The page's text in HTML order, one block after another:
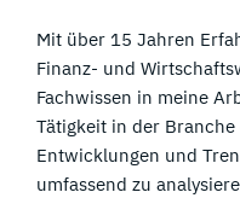
Wha
tsap
teile
n
Face
boo
teile
n
Twit
ter
n
Mit über 15 Jahren
Finanz- und
Fachwissen in meine
Tätigkeit in der
Entwicklungen und
umfassend zu